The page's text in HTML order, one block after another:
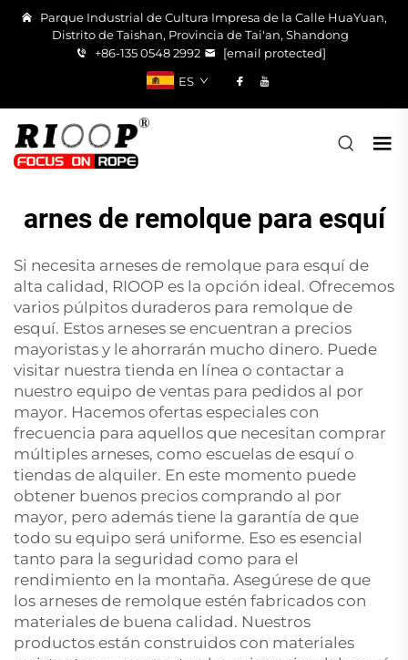
Parque Industrial de Cultura Impresa de la Calle HuaYuan,
Distrito de Taishan, Provincia de Tai'an, Shandong
+86-135 0548 2992
[email protected]
ES
arnes de remolque para esquí
Si necesita arneses de remolque para esquí de
alta calidad, RIOOP es la opción ideal. Ofrecemos
varios púlpitos duraderos para remolque de
esquí. Estos arneses se encuentran a precios
mayoristas y le ahorrarán mucho dinero. Puede
visitar nuestra tienda en línea o contactar a
nuestro equipo de ventas para pedidos al por
mayor. Hacemos ofertas especiales con
frecuencia para aquellos que necesitan comprar
múltiples arneses, como escuelas de esquí o
tiendas de alquiler. En este momento puede
obtener buenos precios comprando al por
mayor, pero además tiene la garantía de que
todo su equipo será uniforme. Eso es esencial
tanto para la seguridad como para el
rendimiento en la montaña. Asegúrese de que
los arneses de remolque estén fabricados con
materiales de buena calidad. Nuestros
productos están construidos con materiales